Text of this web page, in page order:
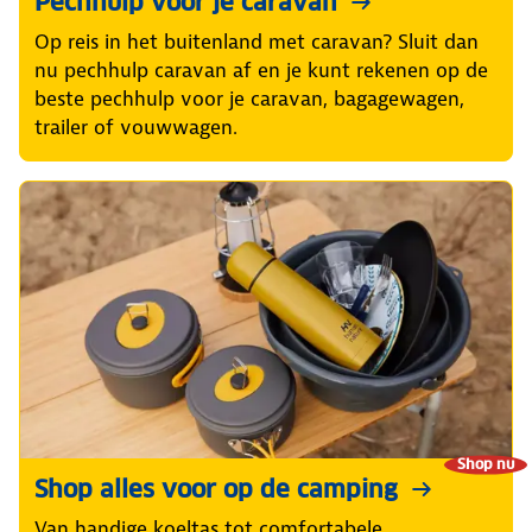
Op reis in het buitenland met caravan? Sluit dan
nu pechhulp caravan af en je kunt rekenen op de
beste pechhulp voor je caravan, bagagewagen,
trailer of vouwwagen.
Shop nu
Shop alles voor op de camping